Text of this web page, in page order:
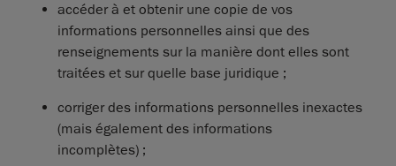
accéder à et obtenir une copie de vos
informations personnelles ainsi que des
renseignements sur la manière dont elles sont
traitées et sur quelle base juridique ;
corriger des informations personnelles inexactes
(mais également des informations
incomplètes) ;